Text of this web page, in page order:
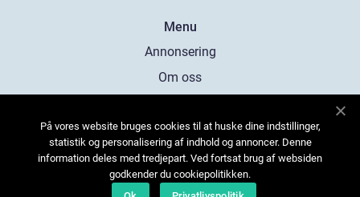
Menu
Annonsering
Om oss
Kontakta oss
Sitemap
På vores website bruges cookies til at huske dine indstillinger,
statistik og personalisering af indhold og annoncer. Denne
information deles med tredjepart. Ved fortsat brug af websiden
godkender du cookiepolitikken.